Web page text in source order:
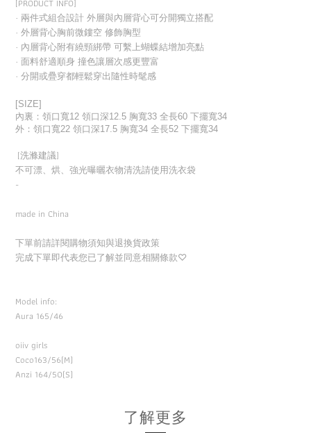
[PRODUCT INFO]
· 兩件式組合設計 外層與內層背心可分開獨立搭配
· 外層背心胸前微鏤空 修飾胸型
· 內層背心附有繞頸綁帶 可繫上蝴蝶結增加亮點
· 面料舒適順身 撞色讓層次感更豐富
· 分開或疊穿都輕鬆穿出隨性時髦感
[SIZE]
內裏：領口寬12 領口深12.5 胸寬33 全長60 下擺寬34
外：領口寬22 領口深17.5 胸寬34 全長52 下擺寬34
[洗滌建議]
不可漂、烘、強光曝曬衣物清洗請使用洗衣袋
-
made in China
下單前請詳閱購物須知與退換貨政策
完成下單即代表您已了解並同意相關條款♡
Model info:
Aura 165/46
oiiv girls
Coco163/56(M)
Anzi 164/50(S)
了解更多